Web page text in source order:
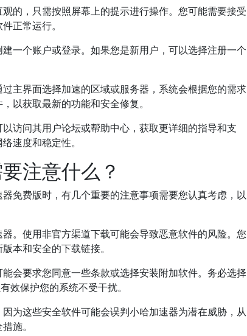
的，只需按照屏幕上的提示进行操作。您可能需要接受
正常运行。
一个账户或登录。如果您是新用户，可以选择注册一个
主界面选择加速的区域或服务器，系统会根据您的需求
以获取最新的功能和安全修复。
访问其用户论坛或帮助中心，获取更详细的指导和支
速度和稳定性。
注意什么？
免费版时，有几个重要的注意事项需要您认真考虑，以
。使用非官方渠道下载可能会导致恶意软件的风险。您
本和安全的下载链接。
会要求您同意一些条款或选择安装附加软件。务必选择
效保护您的系统不受干扰。
为这些安全软件可能会误判小哈加速器为潜在威胁，从
施。